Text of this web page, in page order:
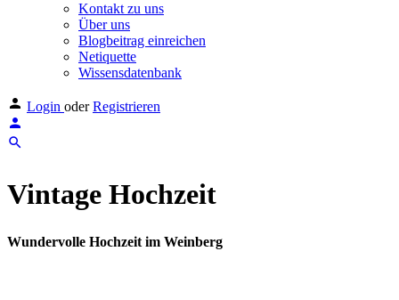
Kontakt zu uns
Über uns
Blogbeitrag einreichen
Netiquette
Wissensdatenbank
Login oder Registrieren
Vintage Hochzeit
Wundervolle Hochzeit im Weinberg